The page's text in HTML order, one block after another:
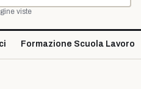
viste
Formazione Scuola Lavoro